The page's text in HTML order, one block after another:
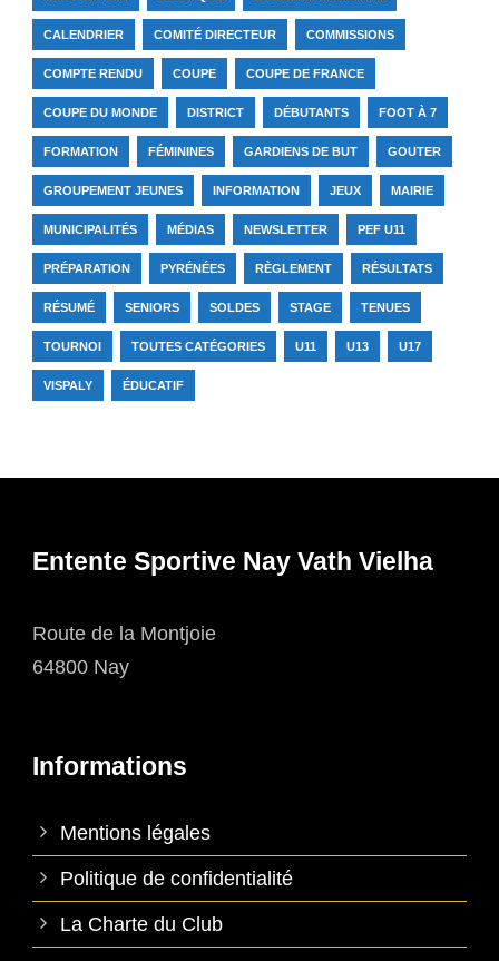
CALENDRIER COMITÉ DIRECTEUR COMMISSIONS
COMPTE RENDU COUPE COUPE DE FRANCE
COUPE DU MONDE DISTRICT DÉBUTANTS FOOT À 7
FORMATION FÉMININES GARDIENS DE BUT GOUTER
GROUPEMENT JEUNES INFORMATION JEUX MAIRIE
MUNICIPALITÉS MÉDIAS NEWSLETTER PEF U11
PRÉPARATION PYRÉNÉES RÈGLEMENT RÉSULTATS
RÉSUMÉ SENIORS SOLDES STAGE TENUES
TOURNOI TOUTES CATÉGORIES U11 U13 U17
VISPALY ÉDUCATIF
Entente Sportive Nay Vath Vielha
Route de la Montjoie
64800 Nay
Informations
Mentions légales
Politique de confidentialité
La Charte du Club